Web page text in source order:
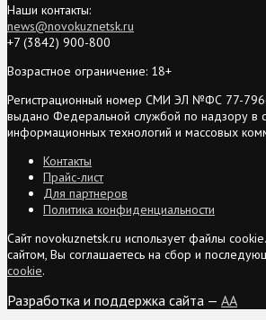
Наши контакты:
news@novokuznetsk.ru
+7 (3842) 900-800
Возрастное ограничение: 18+
Регистрационный номер СМИ ЭЛ №ФС 77-
выдано Федеральной службой по надзору в
информационных технологий и массовых
Контакты
Прайс-лист
Для партнеров
Политика конфиденциальности
Сайт novokuznetsk.ru использует файлы
сайтом, Вы соглашаетесь на сбор и
cookie.
Разработка и поддержка сайта — AA